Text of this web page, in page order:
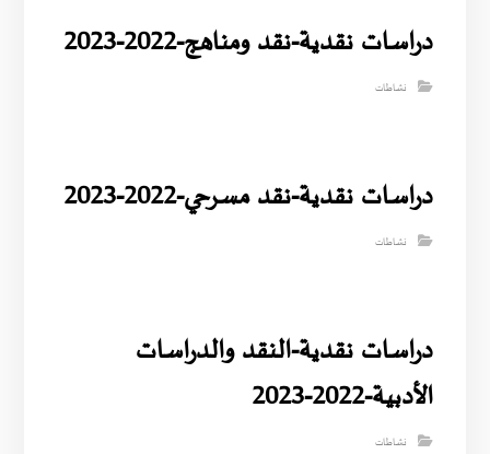
دراسات نقدية-نقد ومناهج-2022-2023
نشاطات
دراسات نقدية-نقد مسرحي-2022-2023
نشاطات
دراسات نقدية-النقد والدراسات
الأدبية-2022-2023
نشاطات